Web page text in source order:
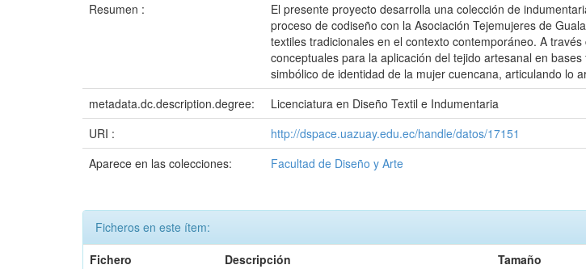
Resumen :
El presente proyecto desarrolla una colección de
proceso de codiseño con la Asociación Tejemujeres de
textiles tradicionales en el contexto contemporáneo. A
conceptuales para la aplicación del tejido artesanal en
simbólico de identidad de la mujer cuencana, articulando lo
metadata.dc.description.degree:
Licenciatura en Diseño Textil e Indumentaria
URI :
http://dspace.uazuay.edu.ec/handle/datos/17151
Aparece en las colecciones:
Facultad de Diseño y Arte
Ficheros en este ítem:
Fichero
Descripción Tamaño